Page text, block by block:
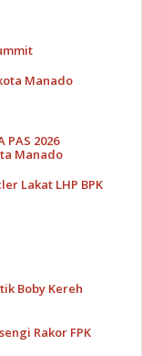
Manado
2026
Manado
Lakat LHP BPK
Boby Kereh
Rakor FPK